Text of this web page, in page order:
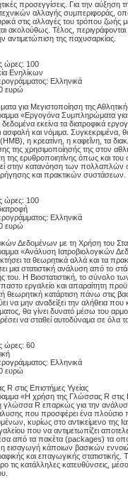
προσεγγίσεις. Για την
αλλαγής συμπεριφοράς,
στις αλλαγές του τρόπου
ακολούθως. Τέλος, περιγράφονται
αντιμετώπιση της παχυσαρκίας.
ώρες: 100
Ενηλίκων
Ελληνικά
ευρώ
για Μεγιστοποίηση της
«Εργογόνα Συμπληρώματα
εκείνα τα διατροφικά
ασφαλή και νόμιμα. Συγκεκριμένα,
η κρεατίνη, η καφεΐνη, τα
της χρησιμοποίησής της στον
της ερυθροποιητίνης όπως και
στην κατανόηση των
και πρακτικών συστάσεων.
ώρες: 100
Ελληνικά
ευρώ
Δεδομένων με τη Χρήση του
«Ανάλυση Ιατροβιολογικών
τα θεωρητικά αλλά και τα
μια στατιστική ανάλυση από το
του. Η Βιοστατιστική, το σύνολο
εργαλείο και απαραίτητη
κατάρτιση πάνω στις
να μην αναδείξει την αλήθεια
θα γίνει δυνατό μέσω του
να σταθεί αυτοδύναμα σε όλα
ώρες: 60
Ελληνικά
ευρώ
στις Επιστήμες Υγείας
«Η χρήση της Γλώσσας R στις
γλώσσα R επαρκώς για την
που προσφέρει ένα πλούσιο
κυρίως στο αντικείμενο της
που να αντιμετωπίζει
από τα πακέτα (packages) τα
η εισαγωγή κάποιων βασικών
και επαγωγικής
τις κατάλληλες κατευθύνσεις,